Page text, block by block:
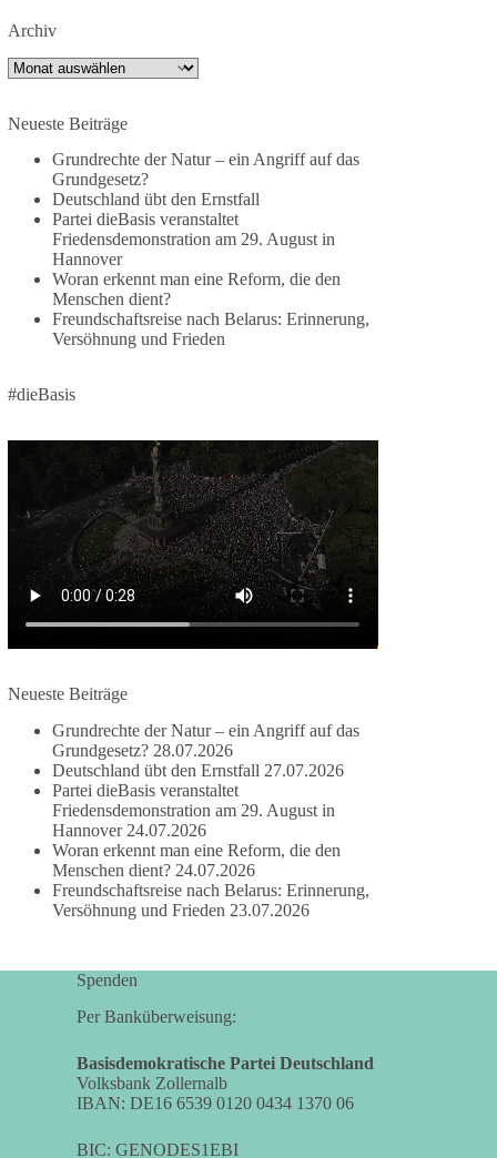
239 36
DieBasis
🕊 Wir wollen den Krieg mit Russland nicht!
Am 20. Juni 2026 fand in Berlin am
Brandenburger Tor die Demonstration mit dem
Motto „Russland ist nicht unser Feind“ statt.
Hier ein Auszug aus der Rede von der
Bundestagsabgeordneten Sevim Dağdelen
Revanchismus!“
👉 Hier geht es zum vollständigen Video:
https://www.youtube.com/live/a9hOswSNg4I?
si=2b_C6GgNY9EB-rXw
🟩🟩🟦🟦🟥🟥🟧🟧
#dieBasis #frieden
#friedenspartei
377 Auf Facebook ansehen
DieBasis
1 Tag zuvor
Wusstest du, dass ein guter Antrag nicht besser
bestimmten Partei kommt?
Sachsen-Anhalt braucht Lösungen für Schule,
Kommunen. Diese Probleme werden nicht
kleiner, wenn im Landtag zuerst auf Parteifarbe
und erst danach auf den Inhalt geschaut wird.
Archiv
Archiv
Neueste Beiträge
Grundrechte der Natur – ein Angriff auf das
Grundgesetz?
Deutschland übt den Ernstfall
Partei dieBasis veranstaltet
Friedensdemonstration am 29. August in
Hannover
Woran erkennt man eine Reform, die den
Menschen dient?
Freundschaftsreise nach Belarus: Erinnerung,
Versöhnung und Frieden
#dieBasis
Neueste Beiträge
Grundrechte der Natur – ein Angriff auf das
Grundgesetz? 28.07.2026
Deutschland übt den Ernstfall 27.07.2026
Partei dieBasis veranstaltet
Friedensdemonstration am 29. August in
Hannover 24.07.2026
Woran erkennt man eine Reform, die den
Menschen dient? 24.07.2026
Freundschaftsreise nach Belarus: Erinnerung,
Versöhnung und Frieden 23.07.2026
Spenden
Per Banküberweisung:
Basisdemokratische Partei Deutschland
Volksbank Zollernalb
IBAN: DE16 6539 0120 0434 1370 06
BIC: GENODES1EBI